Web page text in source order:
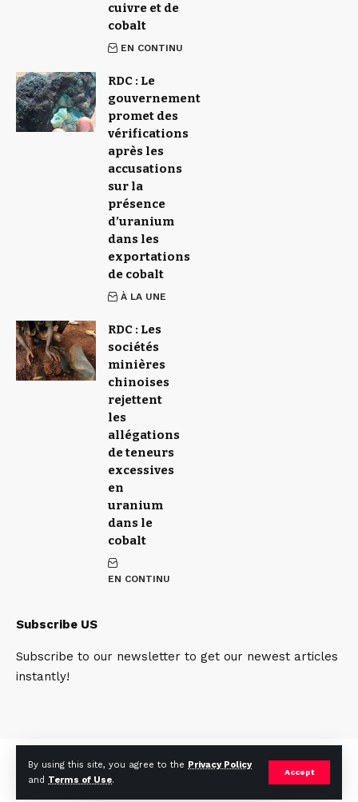
By using this site, you agree to the Privacy Policy
and Terms of Use.
Accept
cuivre et de
cobalt
EN CONTINU
RDC : Le
gouvernement
promet des
vérifications
après les
accusations
sur la
présence
d’uranium
dans les
exportations
de cobalt
À LA UNE
RDC : Les
sociétés
minières
chinoises
rejettent
les
allégations
de teneurs
excessives
en
uranium
dans le
cobalt
EN CONTINU
Subscribe US
Subscribe to our newsletter to get our newest articles
instantly!
© 2025. mines.cd. All Rights Reserved.
Qui sommes nous Contact Team